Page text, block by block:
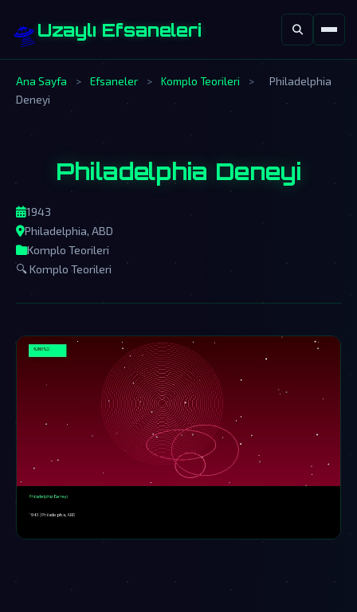
🛸Uzaylı Efsaneleri
Ana Sayfa > Efsaneler > Komplo Teorileri >
Philadelphia
Deneyi
Philadelphia Deneyi
1943
Philadelphia, ABD
Komplo Teorileri
🔍 Komplo Teorileri